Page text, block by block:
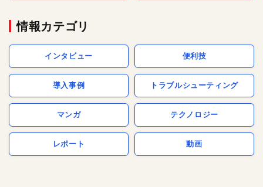
情報カテゴリ
インタビュー 便利技
導入事例 トラブルシューティング
マンガ テクノロジー
レポート 動画